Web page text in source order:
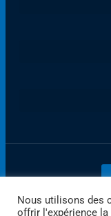
Nous utilisons des
offrir l'expérience